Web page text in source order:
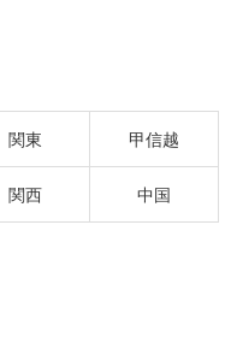
関東 甲信越
関西 中国